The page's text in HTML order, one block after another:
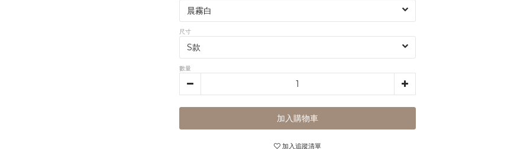
尺寸
數量
加入購物車
加入追蹤清單